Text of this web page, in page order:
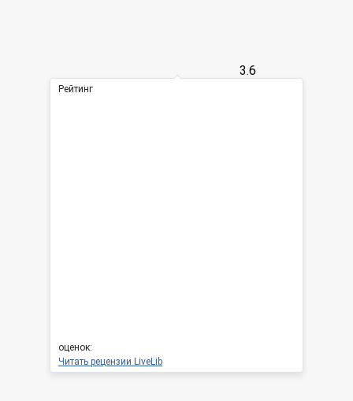
3.6
Рейтинг
оценок:
Читать рецензии LiveLib